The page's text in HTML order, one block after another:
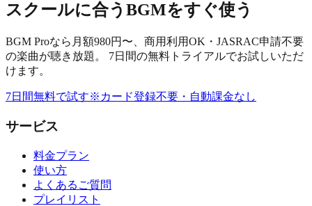
スクールに合うBGMをすぐ使う
BGM Proなら月額980円〜、商用利用OK・JASRAC申請不要
の楽曲が聴き放題。 7日間の無料トライアルでお試しいただ
けます。
7日間無料で試す※カード登録不要・自動課金なし
サービス
料金プラン
使い方
よくあるご質問
プレイリスト